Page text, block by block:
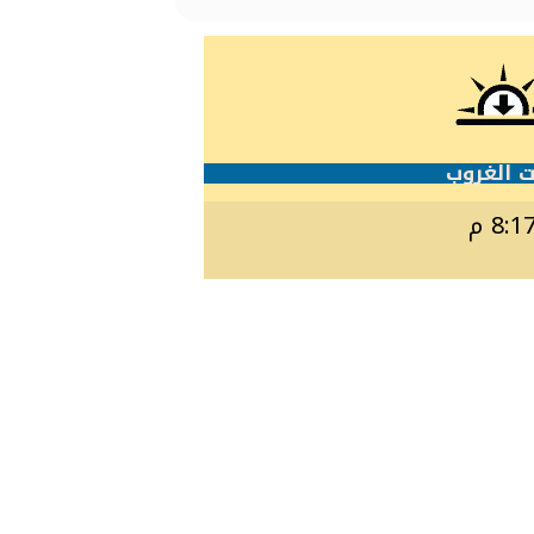
الغروب
م